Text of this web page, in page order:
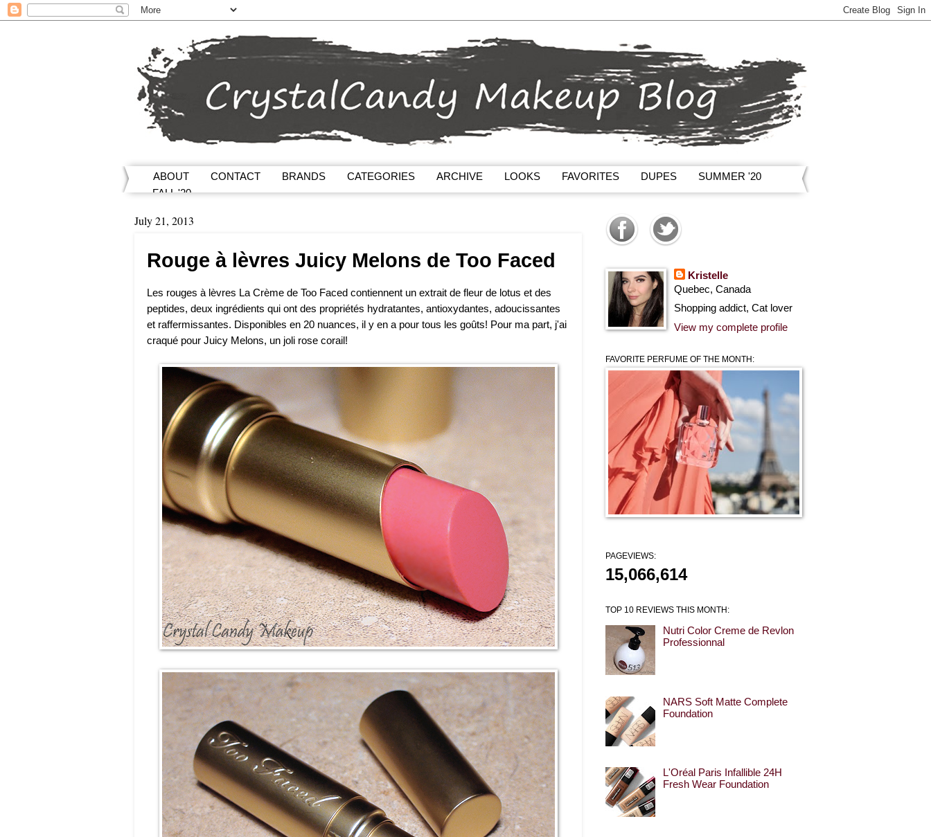
ABOUT CONTACT BRANDS CATEGORIES ARCHIVE LOOKS FAVORITES DUPES
SUMMER '20
FALL '20
July 21, 2013
Rouge à lèvres Juicy Melons de Too Faced
Les rouges à lèvres La Crème de Too Faced contiennent un extrait de fleur de lotus et des
peptides, deux ingrédients qui ont des propriétés hydratantes, antioxydantes, adoucissantes
et raffermissantes. Disponibles en 20 nuances, il y en a pour tous les goûts! Pour ma part, j'ai
craqué pour Juicy Melons, un joli rose corail!
Kristelle
Quebec, Canada
Shopping addict, Cat lover
View my complete profile
FAVORITE PERFUME OF THE MONTH:
PAGEVIEWS:
15,066,614
TOP 10 REVIEWS THIS MONTH:
Nutri Color Creme de Revlon
Professionnal
NARS Soft Matte Complete
Foundation
L'Oréal Paris Infallible 24H
Fresh Wear Foundation